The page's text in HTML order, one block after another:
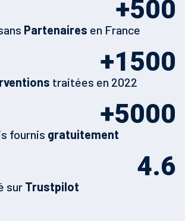
500
+
Partenaires en France
1500
+
traitées en 2022
5000
+
fournis gratuitement
4.6
sur Trustpilot